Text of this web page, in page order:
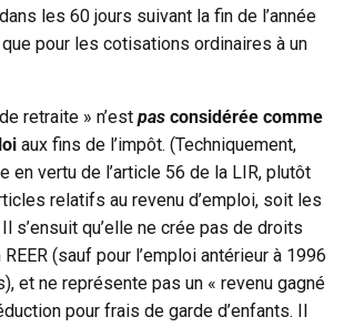
les 60 jours suivant la fin de l’année
pour les cotisations ordinaires à un
retraite » n’est pas considérée comme
aux fins de l’impôt. (Techniquement,
en vertu de l’article 56 de la LIR, plutôt
relatifs au revenu d’emploi, soit les
s’ensuit qu’elle ne crée pas de droits
(sauf pour l’emploi antérieur à 1996
et ne représente pas un « revenu gagné
pour frais de garde d’enfants. Il